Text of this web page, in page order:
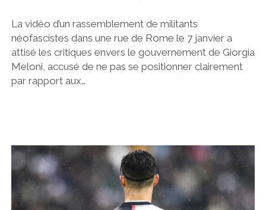
La vidéo d’un rassemblement de militants
néofascistes dans une rue de Rome le 7 janvier a
attisé les critiques envers le gouvernement de Giorgia
Meloni, accusé de ne pas se positionner clairement
par rapport aux…